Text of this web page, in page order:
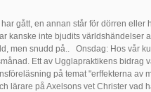
har gått, en annan står för dörren eller
kanske inte bjudits världshändelser
men snudd på.. Onsdag: Hos vår
Ett av Ugglapraktikens bidrag
på temat "erffekterna av
lärare på Axelsons vet Christer vad